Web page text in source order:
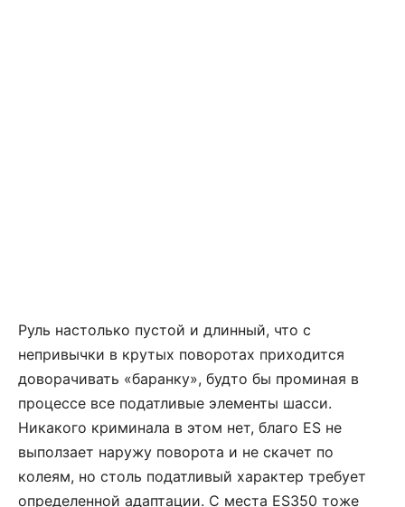
Руль настолько пустой и длинный, что с
непривычки в крутых поворотах приходится
доворачивать «баранку», будто бы проминая в
процессе все податливые элементы шасси.
Никакого криминала в этом нет, благо ES не
выползает наружу поворота и не скачет по
колеям, но столь податливый характер требует
определенной адаптации. С места ES350 тоже